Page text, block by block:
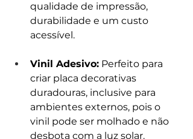
qualidade de impressão,
durabilidade e um custo
acessível.
Vinil Adesivo: Perfeito para
criar placa decorativas
duradouras, inclusive para
ambientes externos, pois o
vinil pode ser molhado e não
desbota com a luz solar.